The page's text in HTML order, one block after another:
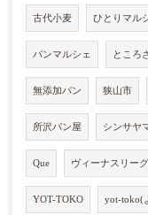
古代小麦 ひとりマル
パンマルシェ ところ
無添加パン 狭山市
所沢パン屋 シンサヤ
Que ヴィーナスリーグ
YOT-TOKO yot-toko(